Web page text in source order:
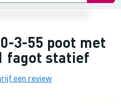
3-55 poot met
fagot statief
een review